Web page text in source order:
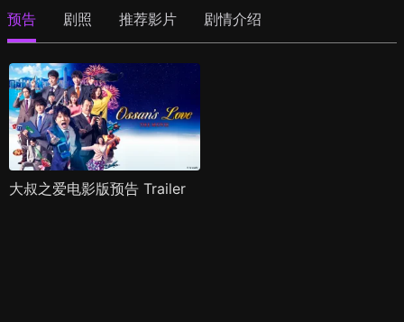
预告 剧照 推荐影片 剧情介绍
大叔之爱电影版预告 Trailer